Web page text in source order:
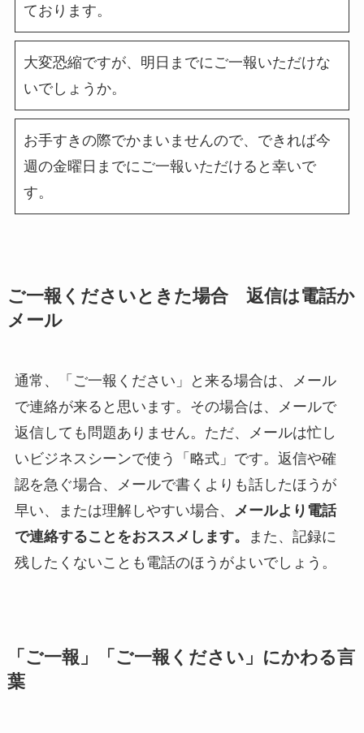
ております。
大変恐縮ですが、明日までにご一報いただけな
いでしょうか。
お手すきの際でかまいませんので、できれば今
週の金曜日までにご一報いただけると幸いで
す。
ご一報くださいときた場合 返信は電話か
メール
通常、「ご一報ください」と来る場合は、メール
で連絡が来ると思います。その場合は、メールで
返信しても問題ありません。ただ、メールは忙し
いビジネスシーンで使う「略式」です。返信や確
認を急ぐ場合、メールで書くよりも話したほうが
早い、または理解しやすい場合、 メールより電話
で連絡することをおススメします。
また、記録に
残したくないことも電話のほうがよいでしょう。
「ご一報」「ご一報ください」にかわる言
葉